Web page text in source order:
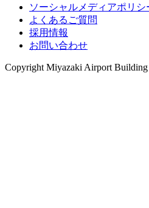
ソーシャルメディアポリシ
よくあるご質問
採用情報
お問い合わせ
Copyright Miyazaki Airport